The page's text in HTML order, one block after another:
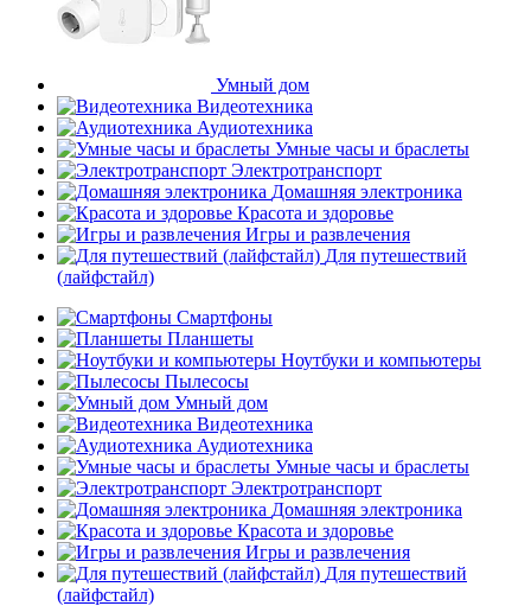
Умный дом
Видеотехника
Аудиотехника
Умные часы и браслеты
Электротранспорт
Домашняя электроника
Красота и здоровье
Игры и развлечения
Для путешествий
(лайфстайл)
Смартфоны
Планшеты
Ноутбуки и компьютеры
Пылесосы
Умный дом
Видеотехника
Аудиотехника
Умные часы и браслеты
Электротранспорт
Домашняя электроника
Красота и здоровье
Игры и развлечения
Для путешествий
(лайфстайл)
раз в 2 недели